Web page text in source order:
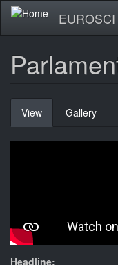
Skip
main
Primary
tabs
View (active
tab)
Gallery
Headline: